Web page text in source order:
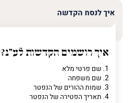
איך לנסח הקדשה
איך רושמים הקדשות לע"נ?
1. שם פרטי מלא
2. שם משפחה
3. שמות ההורים של הנפטר
4. תאריך הפטירה של הנפטר